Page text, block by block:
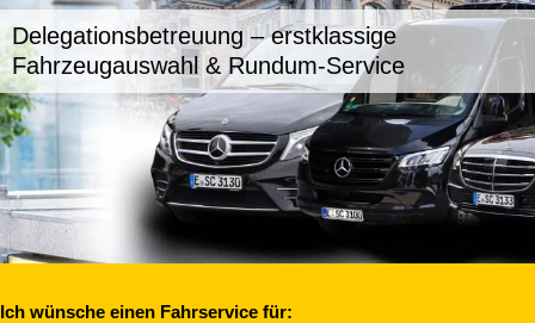
Delegationsbetreuung –erstklassige
Fahrzeugauswahl & Rundum-Service
Ich wünsche einen Fahrservice für: